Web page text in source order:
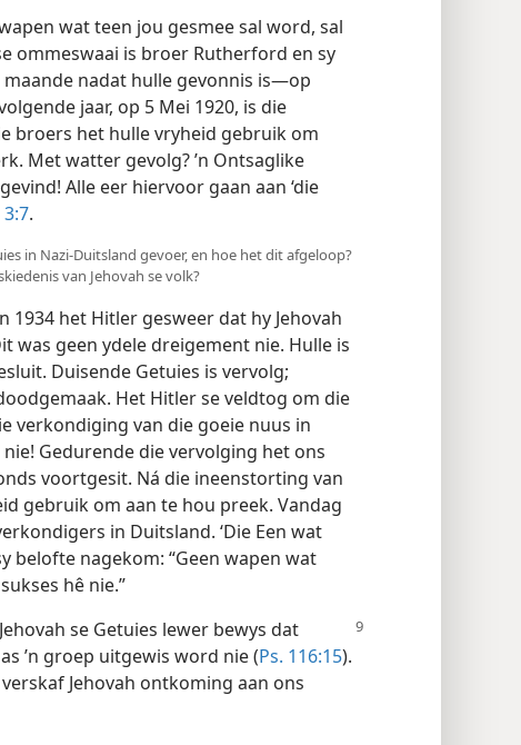
wat teen jou gesmee sal word, sal
ommeswaai is broer Rutherford en sy
nadat hulle gevonnis is—op
jaar, op 5 Mei 1920, is die
broers het hulle vryheid gebruik om
Met watter gevolg? ’n Ontsaglike
Alle eer hiervoor gaan aan ‘die
3:7.
in Nazi-Duitsland gevoer, en hoe het dit afgeloop?
van Jehovah se volk?
1934 het Hitler gesweer dat hy Jehovah
was geen ydele dreigement nie. Hulle is
Duisende Getuies is vervolg;
Het Hitler se veldtog om die
verkondiging van die goeie nuus in
Gedurende die vervolging het ons
voortgesit. Ná die ineenstorting van
gebruik om aan te hou preek. Vandag
in Duitsland. ‘Die Een wat
belofte nagekom: “Geen wapen wat
hê nie.”
se Getuies lewer bewys dat
’n groep uitgewis word nie (Ps. 116:15).
Jehovah ontkoming aan ons